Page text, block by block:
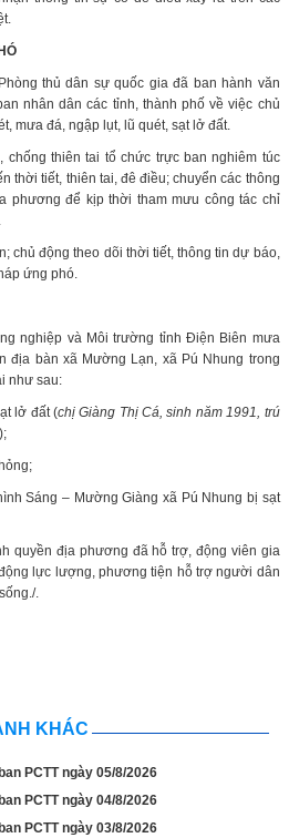
thủ dân sự quốc gia đã ban hành văn
nhân dân các tỉnh, thành phố về việc chủ
mưa đá, ngập lụt, lũ quét, sạt lở đất.
chống thiên tai tổ chức trực ban nghiêm túc
thời tiết, thiên tai, đê điều; chuyển các thông
phương để kịp thời tham mưu công tác chỉ
chủ động theo dõi thời tiết, thông tin dự báo,
ứng phó.
nghiệp và Môi trường tỉnh Điện Biên mưa
địa bàn xã Mường Lạn, xã Pú Nhung trong
như sau:
lở đất (chị Giàng Thị Cá, sinh năm 1991, trú
);
Sáng – Mường Giàng xã Pú Nhung bị sạt
quyền địa phương đã hỗ trợ, động viên gia
lực lượng, phương tiện hỗ trợ người dân
.
KHÁC
PCTT ngày 05/8/2026
PCTT ngày 04/8/2026
PCTT ngày 03/8/2026